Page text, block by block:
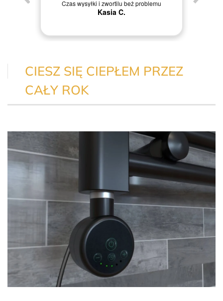
Czas wysyłki i zwortilu beż problemu
Kasia C.
CIESZ SIĘ CIEPŁEM PRZEZ
CAŁY ROK